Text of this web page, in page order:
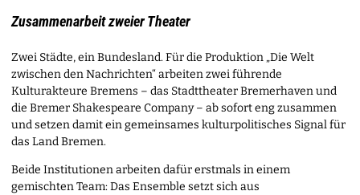
Zusammenarbeit zweier Theater
Zwei Städte, ein Bundesland. Für die Produktion „Die Welt
zwischen den Nachrichten“ arbeiten zwei führende
Kulturakteure Bremens – das Stadttheater Bremerhaven und
die Bremer Shakespeare Company – ab sofort eng zusammen
und setzen damit ein gemeinsames kulturpolitisches Signal für
das Land Bremen.
Beide Institutionen arbeiten dafür erstmals in einem
gemischten Team: Das Ensemble setzt sich aus